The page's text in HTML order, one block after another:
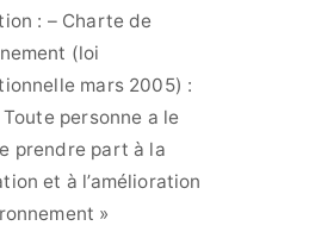
: – Charte de
(loi
mars 2005) :
personne a le
prendre part à la
et à l’amélioration
»